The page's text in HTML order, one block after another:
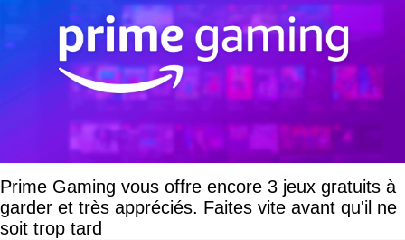
Prime Gaming vous offre encore 3 jeux gratuits à
garder et très appréciés. Faites vite avant qu'il ne
soit trop tard